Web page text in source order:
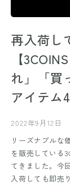
再入荷し
【
れ」「買
アイテム
2022年9月12日
リーズナブルな
を販売している
てきました。今
入荷しても即売